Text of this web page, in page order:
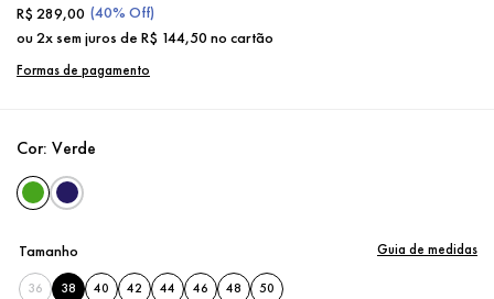
R$ 289,00 (40% Off)
ou2x sem juros de R$ 144,50 no cartão
Formas de pagamento
Cor: Verde
Tamanho
36 38 40 42 44 46 48 50
Guia de medidas